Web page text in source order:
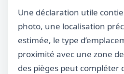
Une déclaration utile
photo, une localisation
estimée, le type
proximité avec une zone
des pièges peut